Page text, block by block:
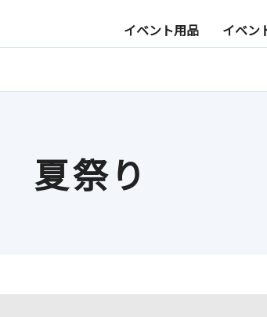
イベント用品 イベン
夏祭り